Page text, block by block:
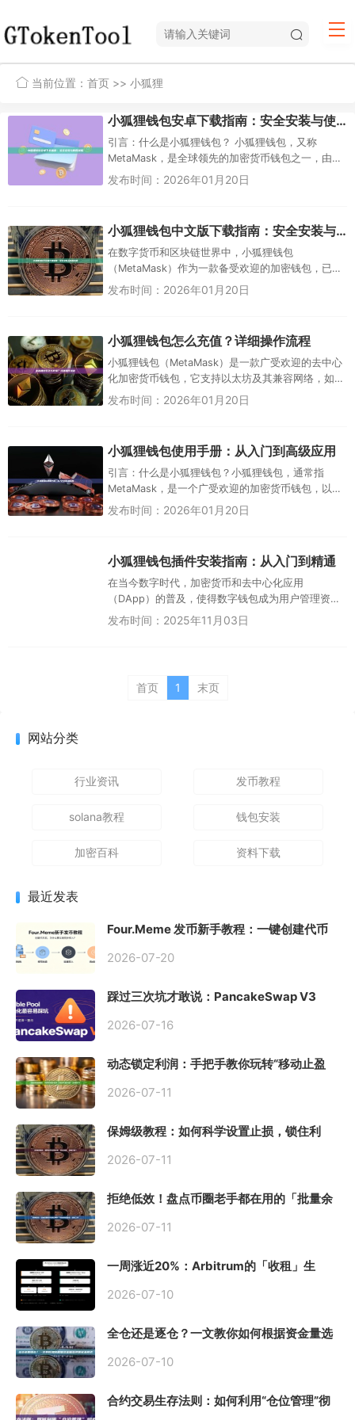
当前位置： 首页 >> 小狐狸
小狐狸钱包安卓下载指南：安全安装与使用详解
引言：什么是小狐狸钱包？ 小狐狸钱包，又称
MetaMask，是全球领先的加密货币钱包之一，由
ConsenSys公司开发。它以狐狸图...
发布时间：2026年01月20日
小狐狸钱包中文版下载指南：安全安装与使用详解
在数字货币和区块链世界中，小狐狸钱包
（MetaMask）作为一款备受欢迎的加密钱包，已成
为数百万用户连接Web3的首选工具。它不仅支持以
发布时间：2026年01月20日
小狐狸钱包怎么充值？详细操作流程
小狐狸钱包（MetaMask）是一款广受欢迎的去中心
化加密货币钱包，它支持以太坊及其兼容网络，如
BNB Chain、Polygon等。作为Web3世界的入口，
发布时间：2026年01月20日
小狐狸钱包使用手册：从入门到高级应用
引言：什么是小狐狸钱包？小狐狸钱包，通常指
MetaMask，是一个广受欢迎的加密货币钱包，以其
狐狸图标而得名。它是一个浏览器扩展和移动应
发布时间：2026年01月20日
小狐狸钱包插件安装指南：从入门到精通
在当今数字时代，加密货币和去中心化应用
（DApp）的普及，使得数字钱包成为用户管理资产
的重要工具。其中，小狐狸钱包（MetaMask）作为
发布时间：2025年11月03日
首页 1 末页
网站分类
行业资讯 发币教程
solana教程 钱包安装
加密百科 资料下载
最近发表
Four.Meme 发币新手教程：一键创建代币
2026-07-20
踩过三次坑才敢说：PancakeSwap V3
初始化
2026-07-16
动态锁定利润：手把手教你玩转“移动止盈
2026-07-11
保姆级教程：如何科学设置止损，锁住利
2026-07-11
拒绝低效！盘点币圈老手都在用的「批量余
2026-07-11
一周涨近20%：Arbitrum的「收租」生
2026-07-10
全仓还是逐仓？一文教你如何根据资金量选
2026-07-10
合约交易生存法则：如何利用“仓位管理”彻